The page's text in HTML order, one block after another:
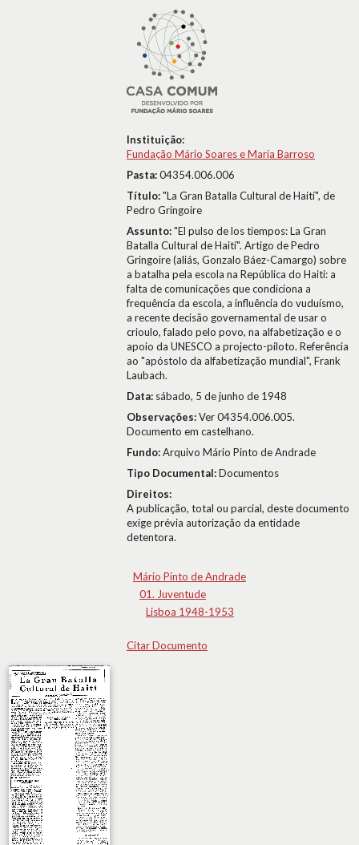
Instituição:
Fundação Mário Soares e Maria Barroso
Pasta:04354.006.006
Título:"La Gran Batalla Cultural de Haití", de
Pedro Gringoire
Assunto:"El pulso de los tiempos: La Gran
Batalla Cultural de Haití". Artigo de Pedro
Gringoire (aliás, Gonzalo Báez-Camargo) sobre
a batalha pela escola na República do Haiti: a
falta de comunicações que condiciona a
frequência da escola, a influência do vuduísmo,
a recente decisão governamental de usar o
crioulo, falado pelo povo, na alfabetização e o
apoio da UNESCO a projecto-piloto. Referência
ao "apóstolo da alfabetização mundial", Frank
Laubach.
Data: sábado, 5 de junho de 1948
Observações:Ver 04354.006.005.
Documento em castelhano.
Fundo:Arquivo Mário Pinto de Andrade
Tipo Documental:Documentos
Direitos:
A publicação, total ou parcial, deste documento
exige prévia autorização da entidade
detentora.
Mário Pinto de Andrade
01. Juventude
Lisboa 1948-1953
Citar Documento